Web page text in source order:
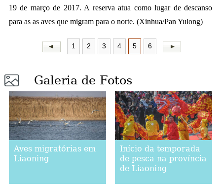
19 de março de 2017. A reserva atua como lugar de descanso
para as as aves que migram para o norte. (Xinhua/Pan Yulong)
1 2 3 4 5 6
Galeria de Fotos
Aves migratórias em
Liaoning
Início da temporada
de pesca na província
de Liaoning